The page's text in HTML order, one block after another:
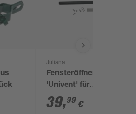
Juliana
Fensteröffner
'Univent' für
Gewächshäuser
39,99 €